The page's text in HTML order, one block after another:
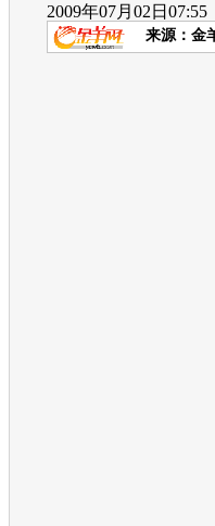
2009年07月02日07:55
来源： 金